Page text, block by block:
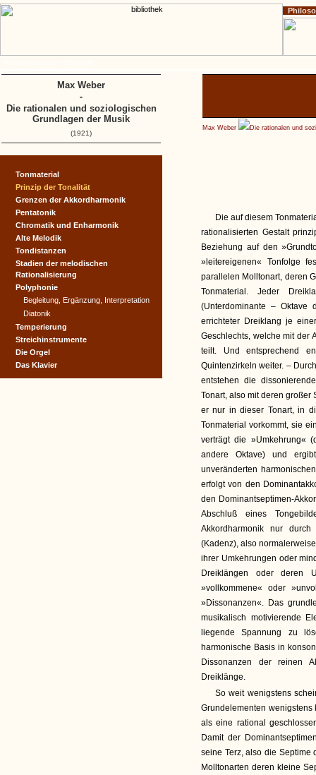
Max Weber Die rationalen und
Die auf diesem
rationalisierten Gestalt
Beziehung auf den
»leitereigenen« Tonfolge
parallelen Molltonart, deren
Tonmaterial. Jeder
(Unterdominante – Oktave
errichteter Dreiklang je
Geschlechts, welche mit der
teilt. Und entsprechend
Quintenzirkeln weiter. –
entstehen die
Tonart, also mit deren großer
er nur in dieser Tonart, in
Tonmaterial vorkommt, sie
verträgt die »Umkehrung«
andere Oktave) und
unveränderten
erfolgt von den
den Dominantseptimen-
Abschluß eines
Akkordharmonik nur
(Kadenz), also
ihrer Umkehrungen oder
Dreiklängen oder deren
»vollkommene« oder
»Dissonanzen«. Das
musikalisch motivierende
liegende Spannung zu
harmonische Basis in
Dissonanzen der reinen
Dreiklänge.
So weit wenigstens
Grundelementen
als eine rational
Damit der
seine Terz, also die Septime
Molltonarten deren kleine
Tonmaterial
Prinzip der Tonalität
Grenzen der Akkordharmonik
Pentatonik
Chromatik und Enharmonik
Alte Melodik
Tondistanzen
Stadien der melodischen
Rationalisierung
Polyphonie
Begleitung, Ergänzung, Interpretation
Diatonik
Temperierung
Streichinstrumente
Die Orgel
Das Klavier
Max Weber
-
Die rationalen und soziologischen
Grundlagen der Musik
(1921)